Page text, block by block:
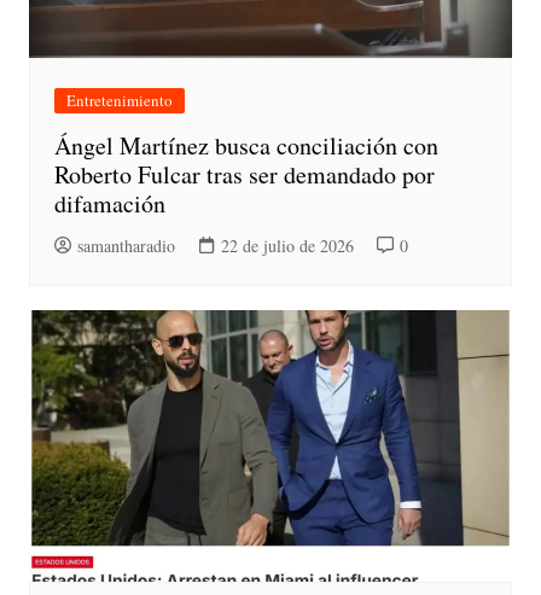
Entretenimiento
Ángel Martínez busca conciliación con
Roberto Fulcar tras ser demandado por
difamación
samantharadio 22 de julio de 2026 0